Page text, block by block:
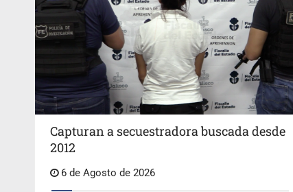
Capturan a secuestradora buscada desde
2012
6 de Agosto de 2026